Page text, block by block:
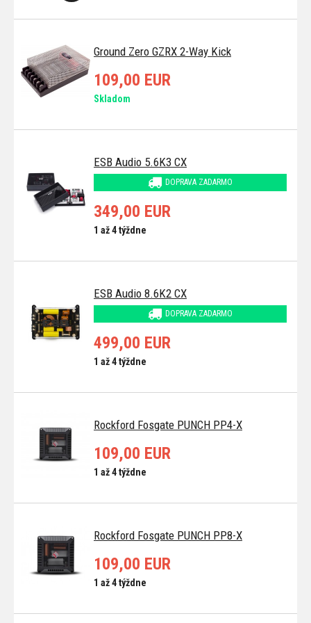
Ground Zero GZRX 2-Way Kick
109,00 EUR
Skladom
ESB Audio 5.6K3 CX
DOPRAVA ZADARMO
349,00 EUR
1 až 4 týždne
ESB Audio 8.6K2 CX
DOPRAVA ZADARMO
499,00 EUR
1 až 4 týždne
Rockford Fosgate PUNCH PP4-X
109,00 EUR
1 až 4 týždne
Rockford Fosgate PUNCH PP8-X
109,00 EUR
1 až 4 týždne